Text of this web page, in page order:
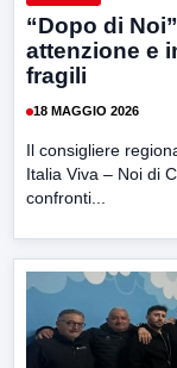
“Dopo di
attenzione e
fragili
18 MAGGIO 2026
Il consigliere
Italia Viva – Noi di
confronti...